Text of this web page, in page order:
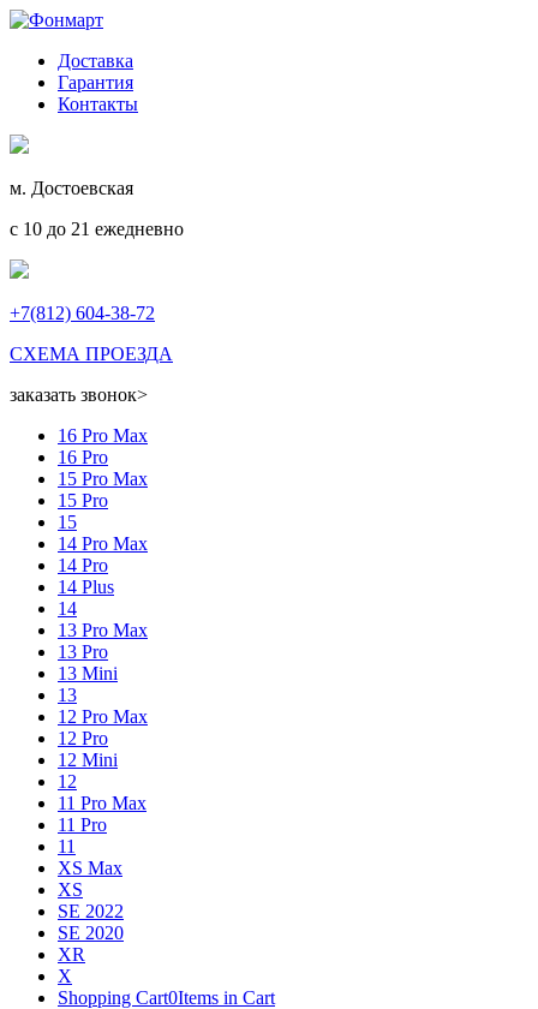
Доставка
Гарантия
Контакты
м. Достоевская
с 10 до 21 ежедневно
+7(812) 604-38-72
СХЕМА ПРОЕЗДА
заказать звонок>
16 Pro Max
16 Pro
15 Pro Max
15 Pro
15
14 Pro Max
14 Pro
14 Plus
14
13 Pro Max
13 Pro
13 Mini
13
12 Pro Max
12 Pro
12 Mini
12
11 Pro Max
11 Pro
11
XS Max
XS
SE 2022
SE 2020
XR
X
Shopping Cart0Items in Cart